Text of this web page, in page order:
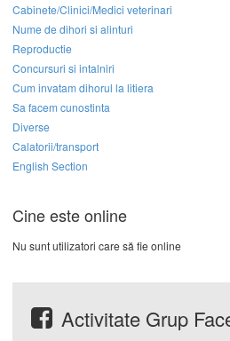
Cabinete/Clinici/Medici veterinari
Nume de dihori si alinturi
Reproductie
Concursuri si intalniri
Cum invatam dihorul la litiera
Sa facem cunostinta
Diverse
Calatorii/transport
English Section
Cine este online
Nu sunt utilizatori care să fie online
Activitate Grup